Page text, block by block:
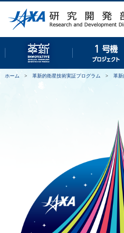
ホーム > 革新的衛星技術実証プログラム > 革新